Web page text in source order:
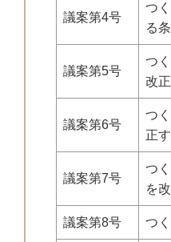
議案第4号
つ
る
議案第5号
つ
改
議案第6号
つ
正
議案第7号
つ
を
議案第8号 つ